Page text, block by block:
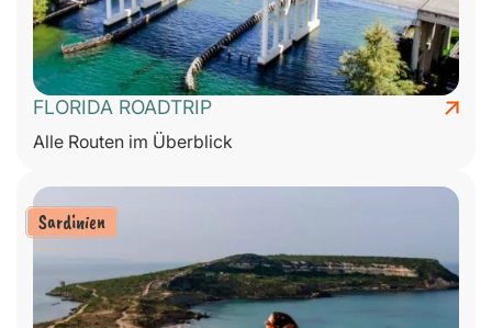
FLORIDA ROADTRIP
Alle Routen im Überblick
Sardinien